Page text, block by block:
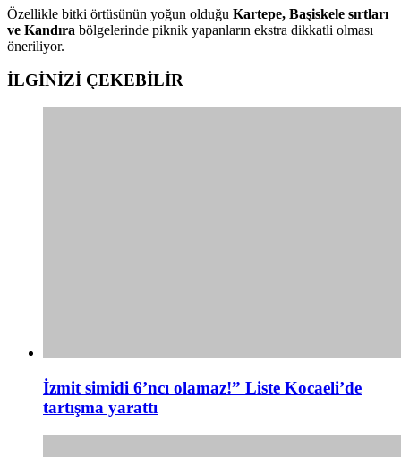
Özellikle bitki örtüsünün yoğun olduğu Kartepe, Başiskele sırtları
ve Kandıra bölgelerinde piknik yapanların ekstra dikkatli olması
öneriliyor.
İLGİNİZİ ÇEKEBİLİR
İzmit simidi 6’ncı olamaz!” Liste Kocaeli’de
tartışma yarattı